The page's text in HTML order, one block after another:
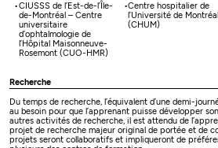
CIUSSS de l’Est-de-l’Île-
de-Montréal – Centre
universitaire
d’ophtalmologie de
l’Hôpital Maisonneuve-
Rosemont (CUO-HMR)
Centre hospitalier de
l’Université de Montréal
(CHUM)
Recherche
Du temps de recherche, l’équivalent d’une demi-
au besoin pour que l’apprenant puisse développer
autres activités de recherche, il est attendu de
projet de recherche majeur original de portée et de
projets seront collaboratifs et impliqueront de